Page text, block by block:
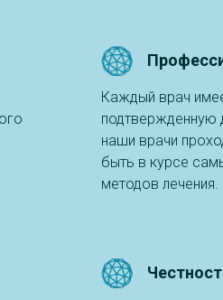
Каждый врач
подтвержденную
наши врачи
быть в курсе
методов лечения.